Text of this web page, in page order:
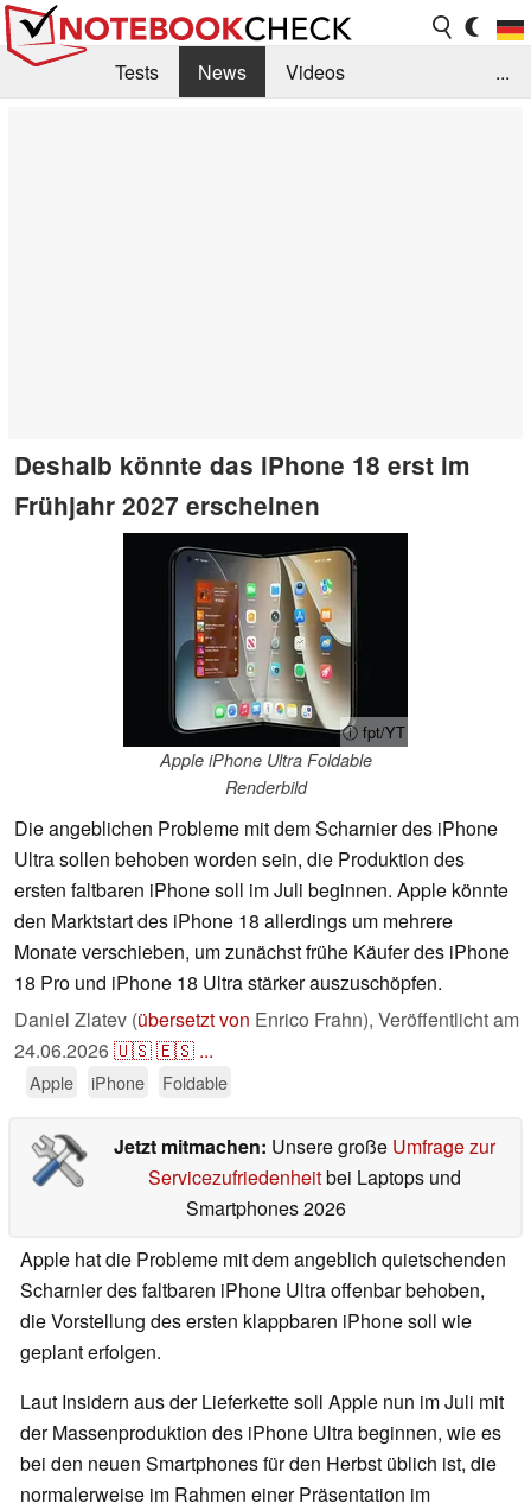
Tests News
Videos
...
Deshalb könnte das iPhone 18 erst im
Frühjahr 2027 erscheinen
ⓘ fpt/YT
Apple iPhone Ultra Foldable
Renderbild
Die angeblichen Probleme mit dem Scharnier des iPhone
Ultra sollen behoben worden sein, die Produktion des
ersten faltbaren iPhone soll im Juli beginnen. Apple könnte
den Marktstart des iPhone 18 allerdings um mehrere
Monate verschieben, um zunächst frühe Käufer des iPhone
18 Pro und iPhone 18 Ultra stärker auszuschöpfen.
Daniel Zlatev (übersetzt von Enrico Frahn), Veröffentlicht am
24.06.2026🇺🇸🇪🇸 ...
Apple iPhone Foldable
Jetzt mitmachen: Unsere große Umfrage zur
Servicezufriedenheitbei Laptops und
Smartphones 2026
Apple hat die Probleme mit dem angeblich quietschenden
Scharnier des faltbaren iPhone Ultra offenbar behoben,
die Vorstellung des ersten klappbaren iPhone soll wie
geplant erfolgen.
Laut Insidern aus der Lieferkette soll Apple nun im Juli mit
der Massenproduktion des iPhone Ultra beginnen, wie es
bei den neuen Smartphones für den Herbst üblich ist, die
normalerweise im Rahmen einer Präsentation im